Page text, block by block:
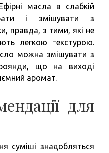
масла в слабкій
і змішувати з
правда, з тими, які не
легкою текстурою.
можна змішувати з
що на виході
аромат.
для
суміші знадобляться